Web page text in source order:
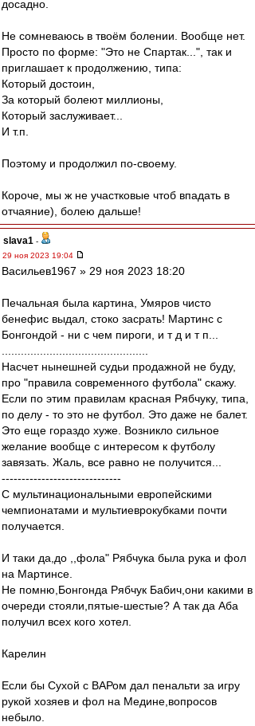
досадно.
Не сомневаюсь в твоём болении. Вообще нет.
Просто по форме: "Это не Спартак...", так и
приглашает к продолжению, типа:
Который достоин,
За который болеют миллионы,
Который заслуживает...
И т.п.
Поэтому и продолжил по-своему.
Короче, мы ж не участковые чтоб впадать в
отчаяние), болею дальше!
slava1 -
29 ноя 2023 19:04
Васильев1967 » 29 ноя 2023 18:20
Печальная была картина, Умяров чисто
бенефис выдал, стоко засрать! Мартинс с
Бонгондой - ни с чем пироги, и т д и т п...
Насчет нынешней судьи продажной не буду,
про "правила современного футбола" скажу.
Если по этим правилам красная Рябчуку, типа,
по делу - то это не футбол. Это даже не балет.
Это еще гораздо хуже. Возникло сильное
желание вообще с интересом к футболу
завязать. Жаль, все равно не получится...
------------------------------
С мультинациональными европейскими
чемпионатами и мультиеврокубками почти
получается.
И таки да,до ,,фола" Рябчука была рука и фол
на Мартинсе.
Не помню,Бонгонда Рябчук Бабич,они какими в
очереди стояли,пятые-шестые? А так да Аба
получил всех кого хотел.
Карелин
Если бы Сухой с ВАРом дал пенальти за игру
рукой хозяев и фол на Медине,вопросов
небыло.